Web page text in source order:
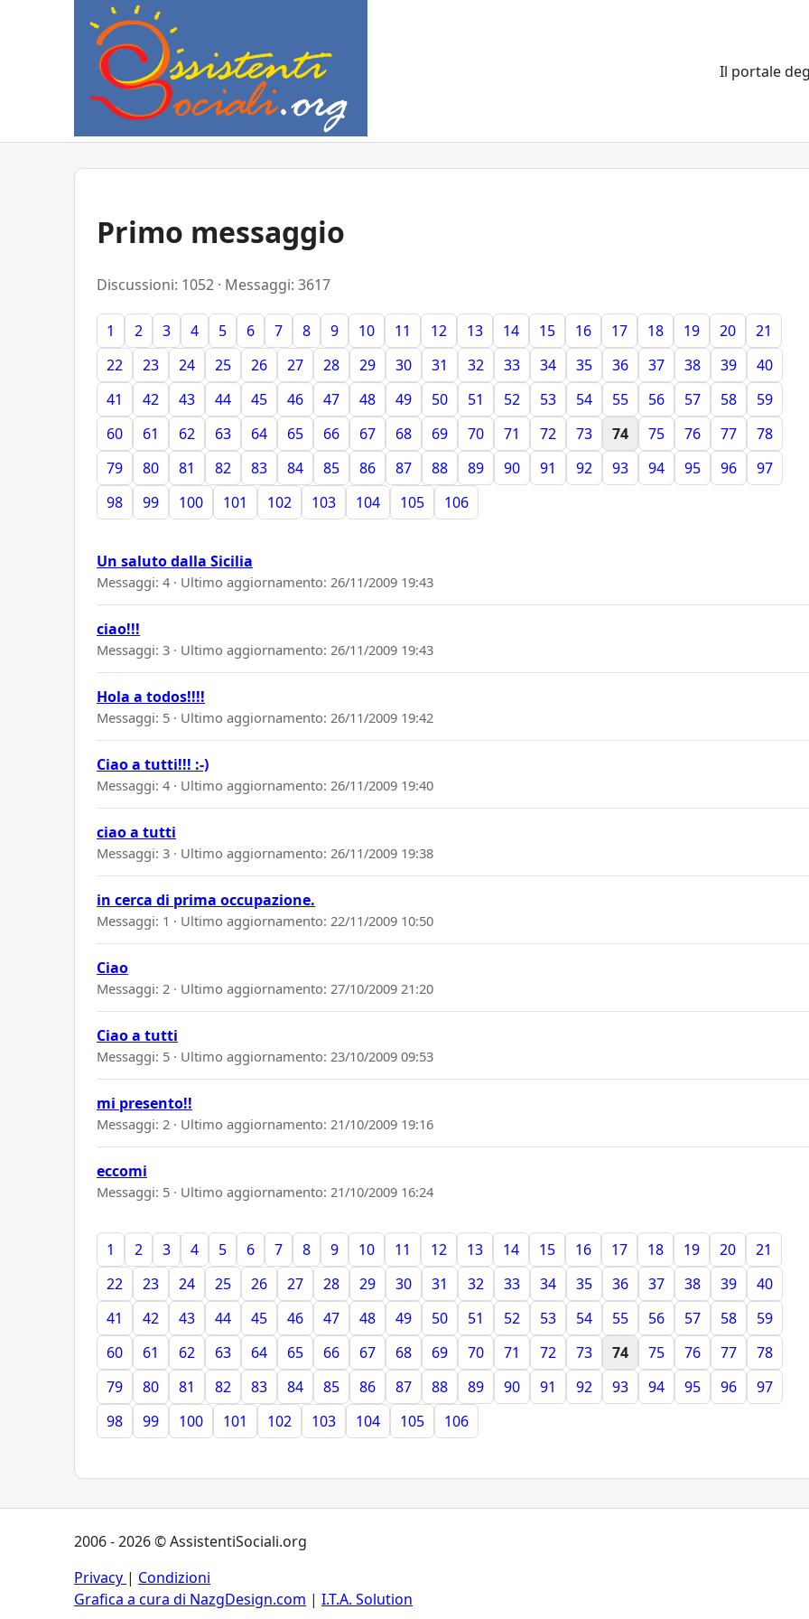
Il portale
Primo messaggio
Discussioni: 1052 · Messaggi: 3617
1 2 3 4 5 6 7 8 9 10 11 12 13 14 15 16 17 18 19 20
21
22
23 24 25 26 27 28 29 30 31 32 33 34 35 36 37 38 39
40
41
42 43 44 45 46 47 48 49 50 51 52 53 54 55 56 57 58
59
60
61 62 63 64 65 66 67 68 69 70 71 72 73 74 75 76 77
78
79
80 81 82 83 84 85 86 87 88 89 90 91 92 93 94 95 96
97
98
99 100 101 102 103 104 105 106
Un saluto dalla Sicilia
Messaggi: 4 · Ultimo aggiornamento: 26/11/2009 19:43
ciao!!!
Messaggi: 3 · Ultimo aggiornamento: 26/11/2009 19:43
Hola a todos!!!!
Messaggi: 5 · Ultimo aggiornamento: 26/11/2009 19:42
Ciao a tutti!!! :-)
Messaggi: 4 · Ultimo aggiornamento: 26/11/2009 19:40
ciao a tutti
Messaggi: 3 · Ultimo aggiornamento: 26/11/2009 19:38
in cerca di prima occupazione.
Messaggi: 1 · Ultimo aggiornamento: 22/11/2009 10:50
Ciao
Messaggi: 2 · Ultimo aggiornamento: 27/10/2009 21:20
Ciao a tutti
Messaggi: 5 · Ultimo aggiornamento: 23/10/2009 09:53
mi presento!!
Messaggi: 2 · Ultimo aggiornamento: 21/10/2009 19:16
eccomi
Messaggi: 5 · Ultimo aggiornamento: 21/10/2009 16:24
1 2 3 4 5 6 7 8 9 10 11 12 13 14 15 16 17 18 19 20
21
22
23 24 25 26 27 28 29 30 31 32 33 34 35 36 37 38 39
40
41
42 43 44 45 46 47 48 49 50 51 52 53 54 55 56 57 58
59
60
61 62 63 64 65 66 67 68 69 70 71 72 73 74 75 76 77
78
79
80 81 82 83 84 85 86 87 88 89 90 91 92 93 94 95 96
97
98
99 100 101 102 103 104 105 106
2006 - 2026 © AssistentiSociali.org
Privacy | Condizioni
Grafica a cura di NazgDesign.com | I.T.A. Solution